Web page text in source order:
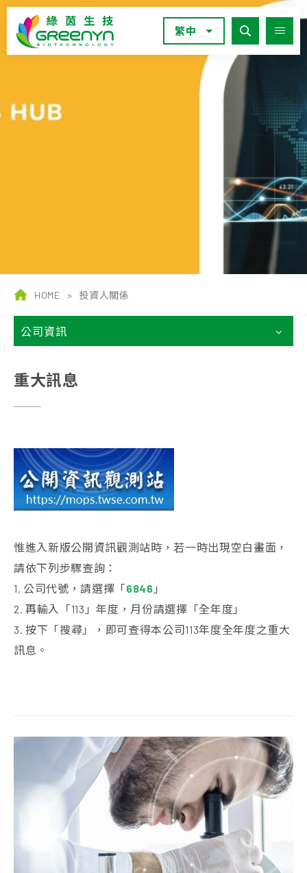
繁中
HOME > 投資人關係
公司資訊
重大訊息
惟進入新版公開資訊觀測站時，若一時出現空白畫面，
請依下列步驟查詢：
1. 公司代號，請選擇「6846 」
2. 再輸入「113」年度，月份請選擇「全年度」
3. 按下「搜尋」，即可查得本公司113年度全年度之重大
訊息。